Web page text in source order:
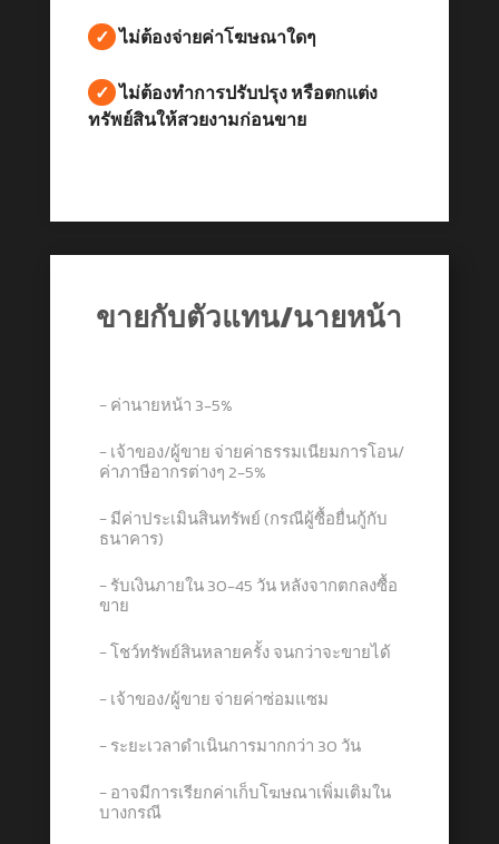
✓ ไม่ต้องจ่ายค่าโฆษณาใดๆ
✓ ไม่ต้องทำการปรับปรุง หรือตกแต่ง
ทรัพย์สินให้สวยงามก่อนขาย
ขายกับตัวแทน/นายหน้า
− ค่านายหน้า 3-5%
− เจ้าของ/ผู้ขาย จ่ายค่าธรรมเนียมการโอน/
ค่าภาษีอากรต่างๆ 2-5%
− มีค่าประเมินสินทรัพย์ (กรณีผู้ซื้อยื่นกู้กับ
ธนาคาร)
− รับเงินภายใน 30-45 วัน หลังจากตกลงซื้อ
ขาย
− โชว์ทรัพย์สินหลายครั้ง จนกว่าจะขายได้
− เจ้าของ/ผู้ขาย จ่ายค่าซ่อมแซม
− ระยะเวลาดำเนินการมากกว่า 30 วัน
− อาจมีการเรียกค่าเก็บโฆษณาเพิ่มเติมใน
บางกรณี